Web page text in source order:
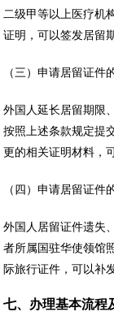
二级甲等以上医疗机
证明，可以签发居留
（三）申请居留证件
外国人延长居留期限
按照上述条款规定提
更的相关证明材料，
（四）申请居留证件
外国人居留证件遗失
者所属国驻华使领馆
际旅行证件，可以补
七、办理基本流程